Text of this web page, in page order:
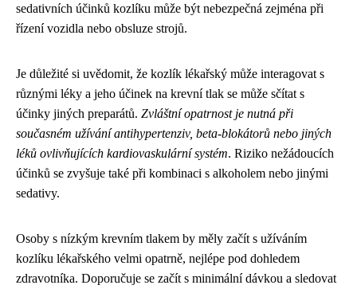
sedativních účinků kozlíku může být nebezpečná zejména při
řízení vozidla nebo obsluze strojů.
Je důležité si uvědomit, že kozlík lékařský může interagovat s
různými léky a jeho účinek na krevní tlak se může sčítat s
účinky jiných preparátů. Zvláštní opatrnost je nutná při
současném užívání antihypertenziv, beta-blokátorů nebo jiných
léků ovlivňujících kardiovaskulární systém. Riziko nežádoucích
účinků se zvyšuje také při kombinaci s alkoholem nebo jinými
sedativy.
Osoby s nízkým krevním tlakem by měly začít s užíváním
kozlíku lékařského velmi opatrně, nejlépe pod dohledem
zdravotníka. Doporučuje se začít s minimální dávkou a sledovat